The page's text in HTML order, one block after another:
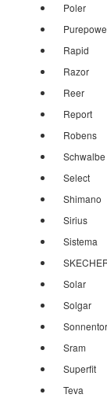
Poler
Rapid
Razor
Reer
Report
Robens
Schwalbe
Select
Shimano
Sirius
Sistema
Solar
Solgar
Sonnentor
Sram
Superfit
Teva